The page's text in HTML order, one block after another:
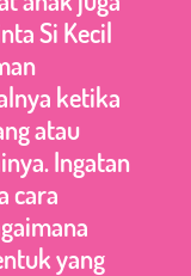
Si Kecil
ketika
atau
Ingatan
cara
yang